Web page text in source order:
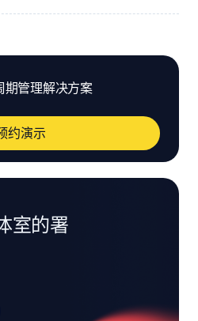
期管理解决方案
约演示
室的署